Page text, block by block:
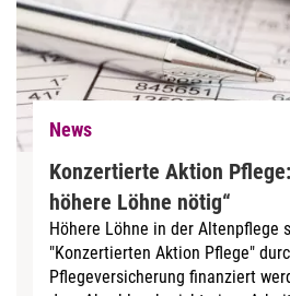
News
Konzertierte Aktion
höhere Löhne nötig“
Höhere Löhne in der Altenpflege
"Konzertierten Aktion Pflege"
Pflegeversicherung finanziert